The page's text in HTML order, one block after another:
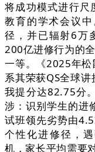
将成功模式进行尺
教育的学术会议
径，并已辐射6万
200亿进修行为的
一等。《2025年
系其荣获QS全球
我提分达82.75分
涉：识别学生的进
试班领先劣势由
个性化进修径，
机，家长平均需要